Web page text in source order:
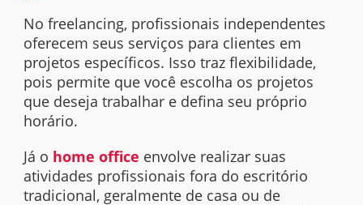
Nofreelancing, profissionais independentes
oferecem seus serviços para clientes em
projetos específicos. Isso traz flexibilidade,
pois permite que você escolha os projetos
que deseja trabalhar e defina seu próprio
horário.
Já o home office envolve realizar suas
atividades profissionais fora do escritório
tradicional, geralmente de casa ou de